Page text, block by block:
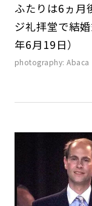
ふたりは6ヵ月
ジ礼拝堂で結
年6月19日）
photography: Abaca